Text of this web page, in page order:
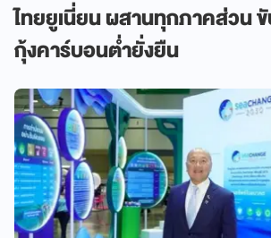
ไทยยูเนี่ยน ผสานทุกภาคส่วน
กุ้งคาร์บอนต่ำยั่งยืน